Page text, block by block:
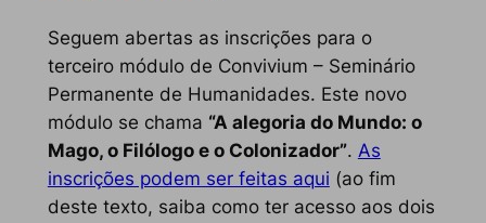
Seguem abertas as inscrições para o
terceiro módulo de Convivium – Seminário
Permanente de Humanidades. Este novo
módulo se chama “A alegoria do Mundo: o
Mago, o Filólogo e o Colonizador”. As
inscrições podem ser feitas aqui (ao fim
deste texto, saiba como ter acesso aos dois